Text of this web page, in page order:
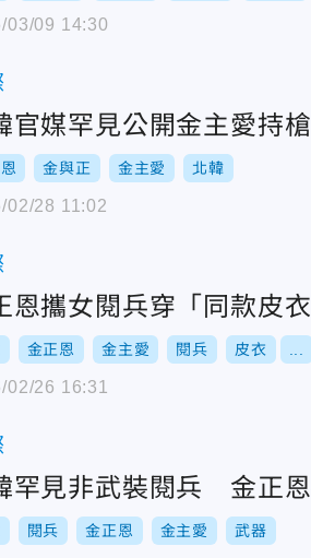
03/09 14:30
官媒罕見公開金主愛持
金與正 金主愛 北韓
02/28 11:02
恩攜女閱兵穿「同款皮
金正恩 金主愛 閱兵 皮衣
02/26 16:31
罕見非武裝閱兵 金正
閱兵 金正恩 金主愛 武器